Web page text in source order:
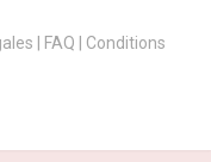
FAQ
Conditions